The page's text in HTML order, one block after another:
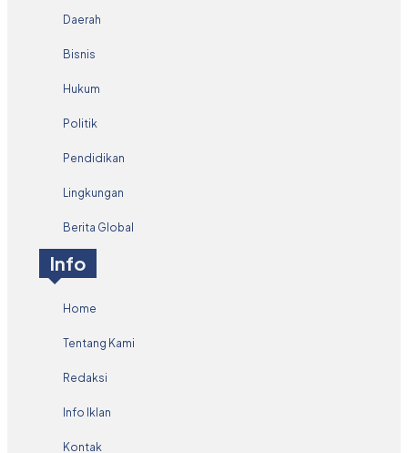
Daerah
Bisnis
Hukum
Politik
Pendidikan
Lingkungan
Berita Global
Info
Home
Tentang Kami
Redaksi
Info Iklan
Kontak